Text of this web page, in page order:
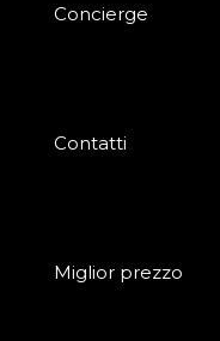
Concierge
Contatti
Miglior prezzo